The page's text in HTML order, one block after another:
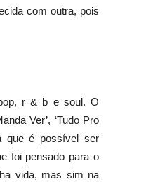
com outra, pois
r & b e soul. O
Ver’, ‘Tudo Pro
que é possível ser
foi pensado para o
vida, mas sim na